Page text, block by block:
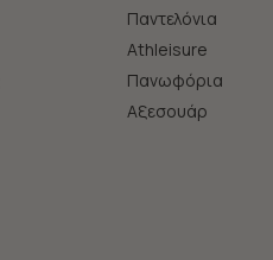
Παντελόνια
Athleisure
Πανωφόρια
Aξεσουάρ